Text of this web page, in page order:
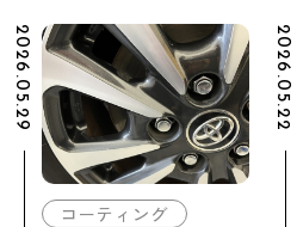
2026.05.29
コーティング
2026.05.22